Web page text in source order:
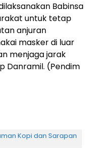
Babinsa
untuk tetap
anjuran
masker di luar
menjaga jarak
Danramil. (Pendim
Kopi dan Sarapan